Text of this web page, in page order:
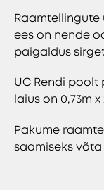
Raamtellingute
ees on nende
paigaldus
UC Rendi
laius on 0,73m x
Pakume
saamiseks